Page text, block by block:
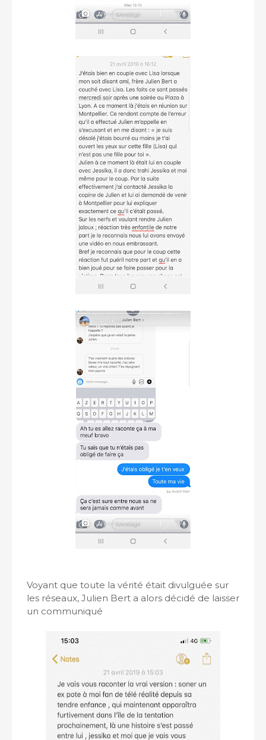
Voyant que toute la vérité était divulguée sur
les réseaux, Julien Bert a alors décidé de laisser
un communiqué